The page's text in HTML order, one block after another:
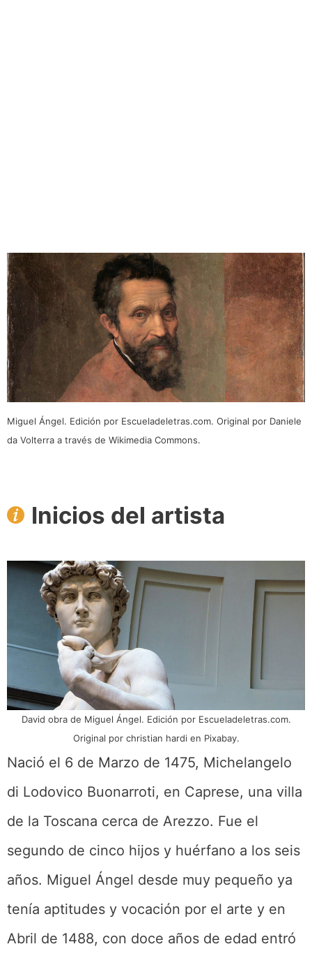
Miguel Ángel. Edición por Escueladeletras.com. Original por Daniele
da Volterra a través de Wikimedia Commons.
Inicios del artista
David obra de Miguel Ángel. Edición por Escueladeletras.com.
Original por christian hardi en Pixabay.
Nació el 6 de Marzo de 1475, Michelangelo
di Lodovico Buonarroti, en Caprese, una villa
de la Toscana cerca de Arezzo. ​Fue el
segundo de cinco hijos y huérfano a los seis
años. Miguel Ángel desde muy pequeño ya
tenía aptitudes y vocación por el arte y en
Abril de 1488, con doce años de edad entró